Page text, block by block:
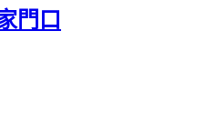
門口